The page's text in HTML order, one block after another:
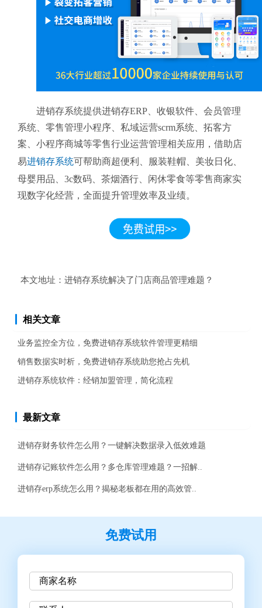
进销存系统提供进销存ERP、收银软件、会员管理
系统、零售管理小程序、私域运营scrm系统、拓客方
案、小程序商城等零售行业运营管理相关应用，借助店
易进销存系统可帮助商超便利、服装鞋帽、美妆日化、
母婴用品、3c数码、茶烟酒行、闲休零食等零售商家实
现数字化经营，全面提升管理效率及业绩。
本文地址： 进销存系统解决了门店商品管理难题？
相关文章
业务监控全方位，免费进销存系统软件管理更精细
销售数据实时析，免费进销存系统助您抢占先机
进销存系统软件：经销加盟管理，简化流程
最新文章
进销存财务软件怎么用？一键解决数据录入低效难题
进销存记账软件怎么用？多仓库管理难题？一招解..
进销存erp系统怎么用？揭秘老板都在用的高效管..
免费试用